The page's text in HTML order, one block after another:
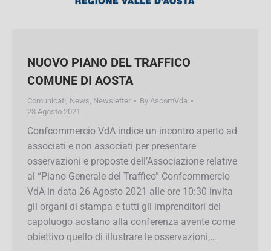
NUOVO PIANO DEL TRAFFICO
COMUNE DI AOSTA
Newsletter
AscomVda
23 Agosto 2021
Confcommercio VdA indice un incontro aperto
ad associati e non associati per presentare
osservazioni e proposte dell’Associazione
relative al “Piano Generale del Traffico”
Confcommercio VdA in data 26 Agosto 2021
alle ore 10:30 invita gli organi di stampa e tutti
gli imprenditori del capoluogo aostano alla
conferenza avente come obiettivo quello di